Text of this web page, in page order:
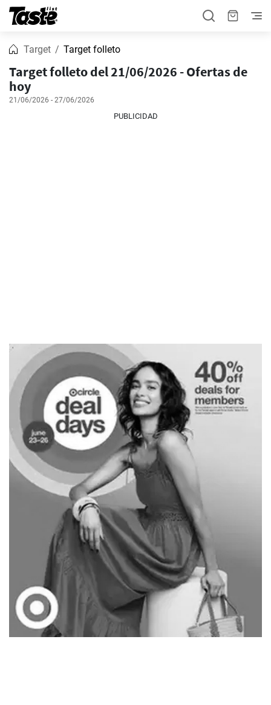
Target Target folleto
Target folleto del 21/06/2026 - Ofertas de
hoy
21/06/2026 - 27/06/2026
PUBLICIDAD
PUBLICIDAD
PUBLICIDAD